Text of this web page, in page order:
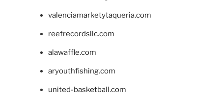
valenciamarketytaqueria.com
reefrecordsllc.com
alawaffle.com
aryouthfishing.com
united-basketball.com